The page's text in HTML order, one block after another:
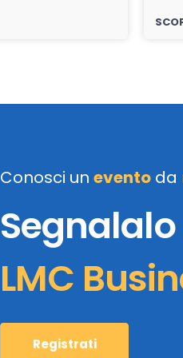
Conosci un evento da
LMC
Registrati